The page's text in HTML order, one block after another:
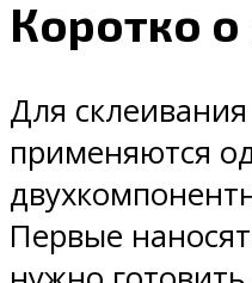
Коротко о
Для
применяются
Первые